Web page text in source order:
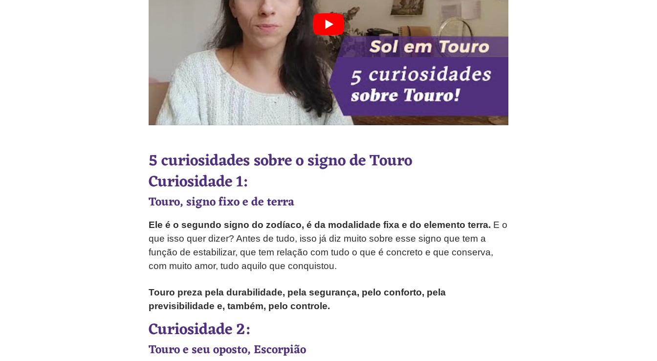
5 curiosidades sobre o signo de Touro
Curiosidade 1:
Touro, signo fixo e de terra
Ele é o segundo signo do zodíaco, é da modalidade fixa e do elemento terra. E o
que isso quer dizer? Antes de tudo, isso já diz muito sobre esse signo que tem a
função de estabilizar, que tem relação com tudo o que é concreto e que conserva,
com muito amor, tudo aquilo que conquistou.
Touro preza pela durabilidade, pela segurança, pelo conforto, pela
previsibilidade e, também, pelo controle.
Curiosidade 2:
Touro e seu oposto, Escorpião